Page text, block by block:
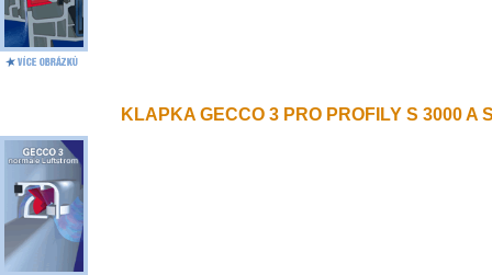
KLAPKA GECCO 3 PRO PROFILY S 3000 A